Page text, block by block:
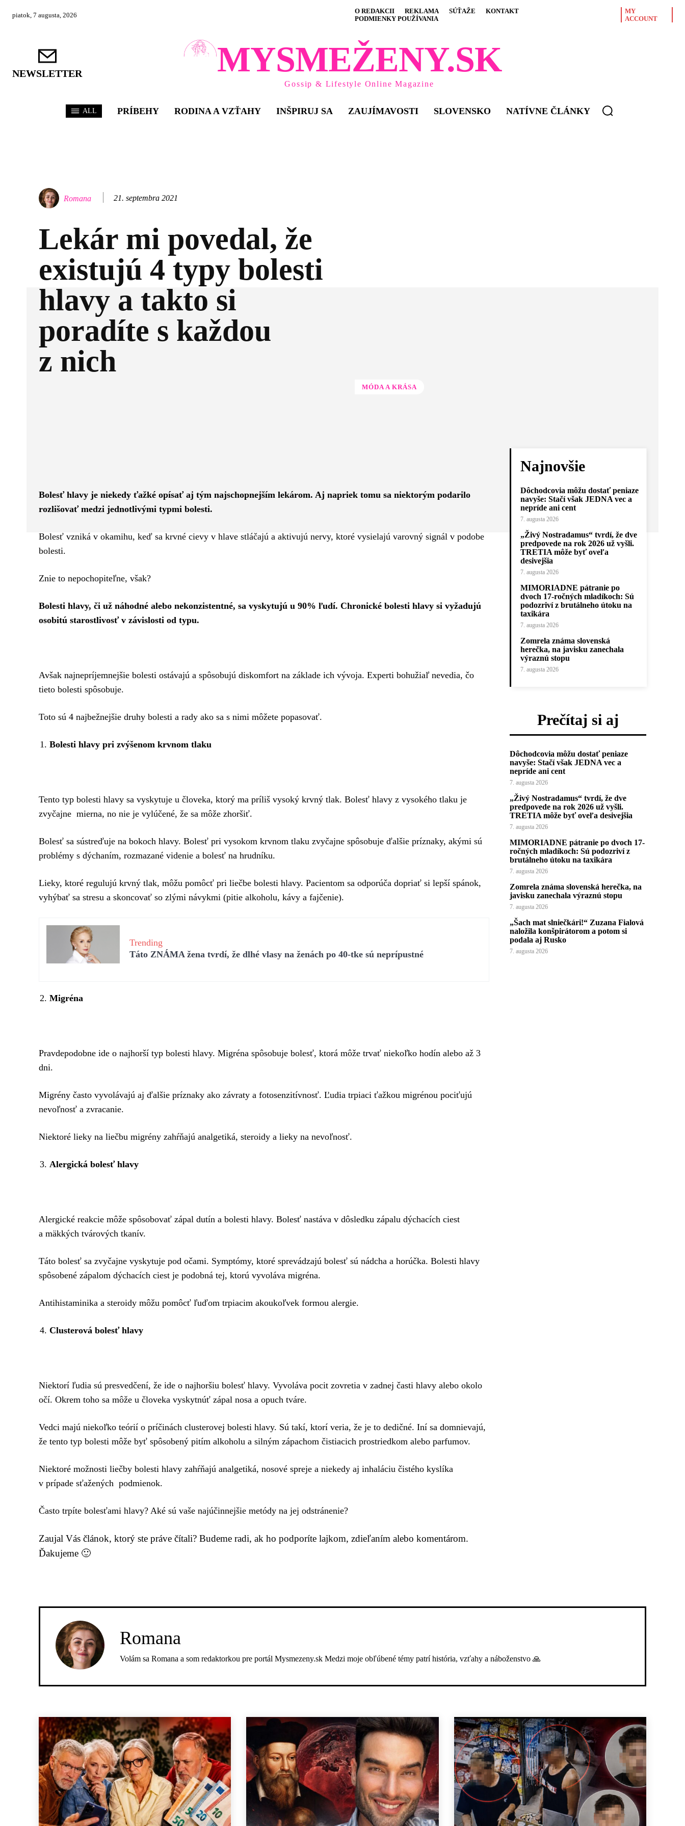
piatok, 7 augusta, 2026 O REDAKCII REKLAMA SÚŤAŽE
KONTAKT
PODMIENKY POUŽÍVANIA
MY
ACCOUNT
NEWSLETTER MYSMEŽENY.SK
Gossip & Lifestyle Online Magazine
ALL PRÍBEHY RODINA A VZŤAHY INŠPIRUJ SA ZAUJÍMAVOSTI SLOVENSKO NATÍVNE ČLÁNKY
Romana 21. septembra 2021
Lekár mi povedal, že
existujú 4 typy bolesti
hlavy a takto si
poradíte s každou
z nich
MÓDA A KRÁSA
Bolesť hlavy je niekedy ťažké opísať aj tým najschopnejším lekárom. Aj napriek tomu sa niektorým podarilo
rozlišovať medzi jednotlivými typmi bolesti.
Bolesť vzniká v okamihu, keď sa krvné cievy v hlave stláčajú a aktivujú nervy, ktoré vysielajú varovný signál v podobe
bolesti.
Znie to nepochopiteľne, však?
Bolesti hlavy, či už náhodné alebo nekonzistentné, sa vyskytujú u 90% ľudí. Chronické bolesti hlavy si vyžadujú
osobitú starostlivosť v závislosti od typu.
Avšak najnepríjemnejšie bolesti ostávajú a spôsobujú diskomfort na základe ich vývoja. Experti bohužiaľ nevedia, čo
tieto bolesti spôsobuje.
Toto sú 4 najbežnejšie druhy bolesti a rady ako sa s nimi môžete popasovať.
Bolesti hlavy pri zvýšenom krvnom tlaku
Tento typ bolesti hlavy sa vyskytuje u človeka, ktorý ma príliš vysoký krvný tlak. Bolesť hlavy z vysokého tlaku je
zvyčajne mierna, no nie je vylúčené, že sa môže zhoršiť.
Bolesť sa sústreďuje na bokoch hlavy. Bolesť pri vysokom krvnom tlaku zvyčajne spôsobuje ďalšie príznaky, akými sú
problémy s dýchaním, rozmazané videnie a bolesť na hrudníku.
Lieky, ktoré regulujú krvný tlak, môžu pomôcť pri liečbe bolesti hlavy. Pacientom sa odporúča dopriať si lepší spánok,
vyhýbať sa stresu a skoncovať so zlými návykmi (pitie alkoholu, kávy a fajčenie).
Trending
Táto ZNÁMA žena tvrdí, že dlhé vlasy na ženách po 40-tke sú neprípustné
Migréna
Pravdepodobne ide o najhorší typ bolesti hlavy. Migréna spôsobuje bolesť, ktorá môže trvať niekoľko hodín alebo až 3
dni.
Migrény často vyvolávajú aj ďalšie príznaky ako závraty a fotosenzitívnosť. Ľudia trpiaci ťažkou migrénou pociťujú
nevoľnosť a zvracanie.
Niektoré lieky na liečbu migrény zahŕňajú analgetiká, steroidy a lieky na nevoľnosť.
Alergická bolesť hlavy
Alergické reakcie môže spôsobovať zápal dutín a bolesti hlavy. Bolesť nastáva v dôsledku zápalu dýchacích ciest
a mäkkých tvárových tkanív.
Táto bolesť sa zvyčajne vyskytuje pod očami. Symptómy, ktoré sprevádzajú bolesť sú nádcha a horúčka. Bolesti hlavy
spôsobené zápalom dýchacích ciest je podobná tej, ktorú vyvoláva migréna.
Antihistaminika a steroidy môžu pomôcť ľuďom trpiacim akoukoľvek formou alergie.
Clusterová bolesť hlavy
Niektorí ľudia sú presvedčení, že ide o najhoršiu bolesť hlavy. Vyvoláva pocit zovretia v zadnej časti hlavy alebo okolo
očí. Okrem toho sa môže u človeka vyskytnúť zápal nosa a opuch tváre.
Vedci majú niekoľko teórií o príčinách clusterovej bolesti hlavy. Sú takí, ktorí veria, že je to dedičné. Iní sa domnievajú,
že tento typ bolesti môže byť spôsobený pitím alkoholu a silným zápachom čistiacich prostriedkom alebo parfumov.
Niektoré možnosti liečby bolesti hlavy zahŕňajú analgetiká, nosové spreje a niekedy aj inhaláciu čistého kyslíka
v prípade sťažených podmienok.
Často trpíte bolesťami hlavy? Aké sú vaše najúčinnejšie metódy na jej odstránenie?
Zaujal Vás článok, ktorý ste práve čítali? Budeme radi, ak ho podporíte lajkom, zdieľaním alebo komentárom.
Ďakujeme 🙂
Najnovšie
Dôchodcovia môžu dostať peniaze
navyše: Stačí však JEDNA vec a
nepríde ani cent
7. augusta 2026
„Živý Nostradamus“ tvrdí, že dve
predpovede na rok 2026 už vyšli.
TRETIA môže byť oveľa
desivejšia
7. augusta 2026
MIMORIADNE pátranie po
dvoch 17-ročných mladíkoch: Sú
podozriví z brutálneho útoku na
taxikára
7. augusta 2026
Zomrela známa slovenská
herečka, na javisku zanechala
výraznú stopu
7. augusta 2026
Prečítaj si aj
Dôchodcovia môžu dostať peniaze
navyše: Stačí však JEDNA vec a
nepríde ani cent
7. augusta 2026
„Živý Nostradamus“ tvrdí, že dve
predpovede na rok 2026 už vyšli.
TRETIA môže byť oveľa desivejšia
7. augusta 2026
MIMORIADNE pátranie po dvoch 17-
ročných mladíkoch: Sú podozriví z
brutálneho útoku na taxikára
7. augusta 2026
Zomrela známa slovenská herečka, na
javisku zanechala výraznú stopu
7. augusta 2026
„Šach mat slniečkári!“ Zuzana Fialová
naložila konšpirátorom a potom si
podala aj Rusko
7. augusta 2026
Romana
Volám sa Romana a som redaktorkou pre portál Mysmezeny.sk Medzi moje obľúbené témy patrí história, vzťahy a náboženstvo 🙏